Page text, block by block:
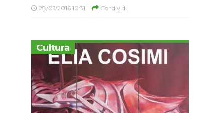
28/07/2016 10:31 Condividi
Cultura